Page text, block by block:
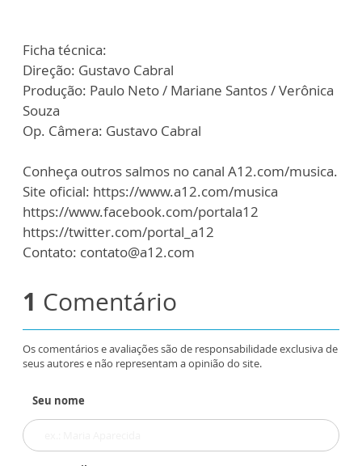
Ficha técnica:
Direção: Gustavo Cabral
Produção: Paulo Neto / Mariane Santos / Verônica
Souza
Op. Câmera: Gustavo Cabral
Conheça outros salmos no canal A12.com/musica.
Site oficial: https://www.a12.com/musica
https://www.facebook.com/portala12
https://twitter.com/portal_a12
Contato: contato@a12.com
1 Comentário
Os comentários e avaliações são de responsabilidade exclusiva de
seus autores e não representam a opinião do site.
Seu nome